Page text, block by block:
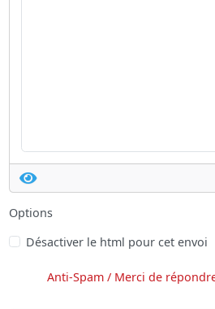
Options
Désactiver le html pour cet envoi
Anti-Spam / Merci de